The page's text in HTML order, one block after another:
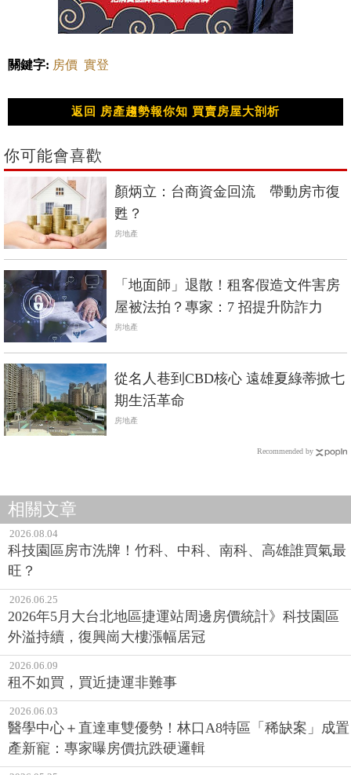
關鍵字: 房價 實登
返回 房產趨勢報你知 買賣房屋大剖析
你可能會喜歡
顏炳立：台商資金回流 帶動房市復
甦？
房地產
「地面師」退散！租客假造文件害房
屋被法拍？專家：7 招提升防詐力
房地產
從名人巷到CBD核心 遠雄夏綠蒂掀七
期生活革命
房地產
Recommended by
相關文章
2026.08.04
科技園區房市洗牌！竹科、中科、南科、高雄誰買氣最
旺？
2026.06.25
2026年5月大台北地區捷運站周邊房價統計》科技園區
外溢持續，復興崗大樓漲幅居冠
2026.06.09
租不如買，買近捷運非難事
2026.06.03
醫學中心＋直達車雙優勢！林口A8特區「稀缺案」成置
產新寵：專家曝房價抗跌硬邏輯